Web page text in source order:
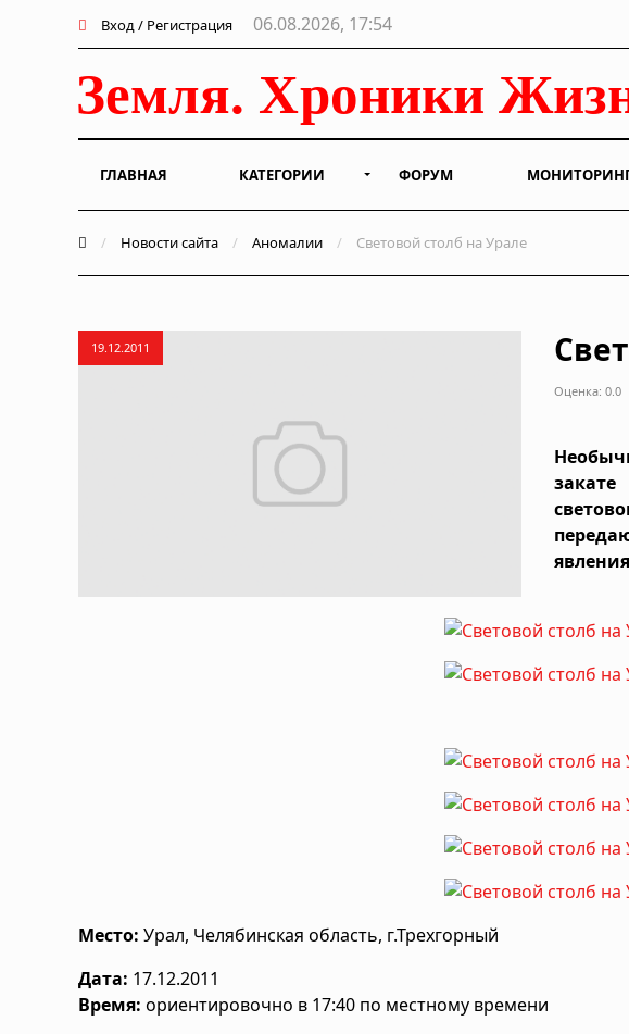
Вход / Регистрация 06.08.2026, 17:54
ГЛАВНАЯ КАТЕГОРИИ ФОРУМ
/ Новости сайта / Аномалии / Световой столб на Урале
19.12.2011
Оценка: 0.0
Место: Урал, Челябинская область, г.Трехгорный
Дата: 17.12.2011
Время: ориентировочно в 17:40 по местному времени